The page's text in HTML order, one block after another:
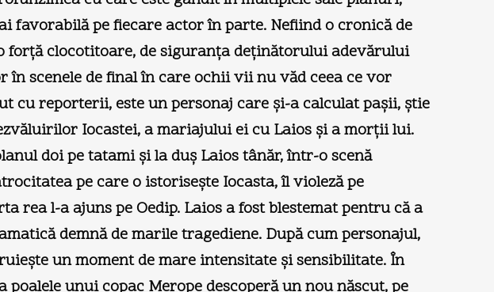
favorabilă pe fiecare actor în parte. Nefiind o cronică de
forţă clocotitoare, de siguranţa deţinătorului adevărului
în scenele de final în care ochii vii nu văd ceea ce vor
cu reporterii, este un personaj care şi-a calculat paşii, ştie
Iocastei, a mariajului ei cu Laios şi a morţii lui.
doi pe tatami şi la duş Laios tânăr, într-o scenă
pe care o istoriseşte Iocasta, îl violeză pe
rea l-a ajuns pe Oedip. Laios a fost blestemat pentru că a
demnă de marile tragediene. După cum personajul,
un moment de mare intensitate şi sensibilitate. În
unui copac Merope descoperă un nou născut, pe